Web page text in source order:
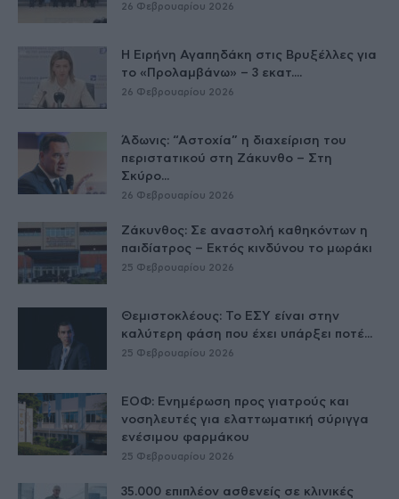
26 Φεβρουαρίου 2026
Η Ειρήνη Αγαπηδάκη στις Βρυξέλλες για
το «Προλαμβάνω» – 3 εκατ....
26 Φεβρουαρίου 2026
Άδωνις: “Αστοχία” η διαχείριση του
περιστατικού στη Ζάκυνθο – Στη
Σκύρο...
26 Φεβρουαρίου 2026
Ζάκυνθος: Σε αναστολή καθηκόντων η
παιδίατρος – Εκτός κινδύνου το μωράκι
25 Φεβρουαρίου 2026
Θεμιστοκλέους: Το ΕΣΥ είναι στην
καλύτερη φάση που έχει υπάρξει ποτέ...
25 Φεβρουαρίου 2026
ΕΟΦ: Ενημέρωση προς γιατρούς και
νοσηλευτές για ελαττωματική σύριγγα
ενέσιμου φαρμάκου
25 Φεβρουαρίου 2026
35.000 επιπλέον ασθενείς σε κλινικές